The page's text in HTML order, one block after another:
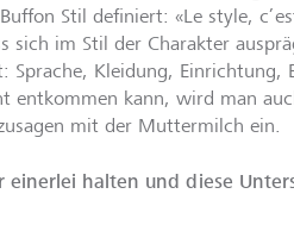
Stil definiert: «Le style,
sich im Stil der Charakter
Sprache, Kleidung, Einrichtung,
entkommen kann, wird man
mit der Muttermilch ein.
einerlei halten und diese